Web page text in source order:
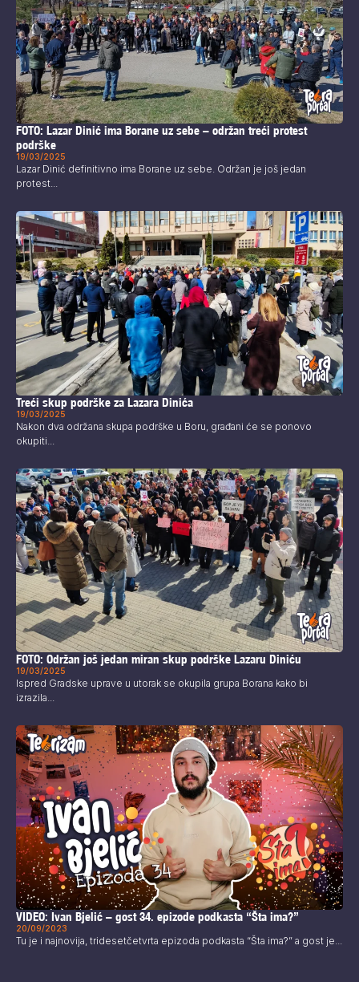
FOTO: Lazar Dinić ima Borane uz sebe – održan treći protest
podrške
19/03/2025
Lazar Dinić definitivno ima Borane uz sebe. Održan je još jedan
protest...
Treći skup podrške za Lazara Dinića
19/03/2025
Nakon dva održana skupa podrške u Boru, građani će se ponovo
okupiti...
FOTO: Održan još jedan miran skup podrške Lazaru Diniću
19/03/2025
Ispred Gradske uprave u utorak se okupila grupa Borana kako bi
izrazila...
VIDEO: Ivan Bjelić – gost 34. epizode podkasta “Šta ima?”
20/09/2023
Tu je i najnovija, tridesetčetvrta epizoda podkasta “Šta ima?” a gost je...